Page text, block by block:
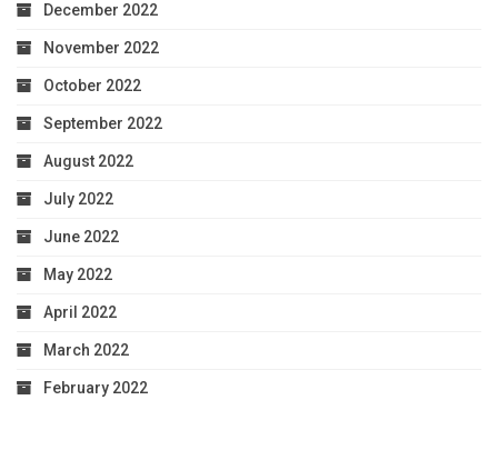
December 2022
November 2022
October 2022
September 2022
August 2022
July 2022
June 2022
May 2022
April 2022
March 2022
February 2022